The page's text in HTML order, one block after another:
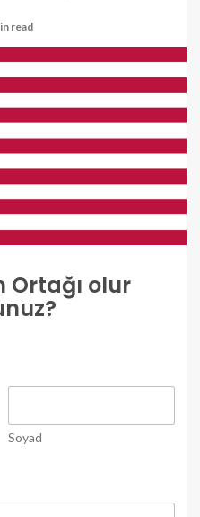
read
Ortağı olur
Soyad